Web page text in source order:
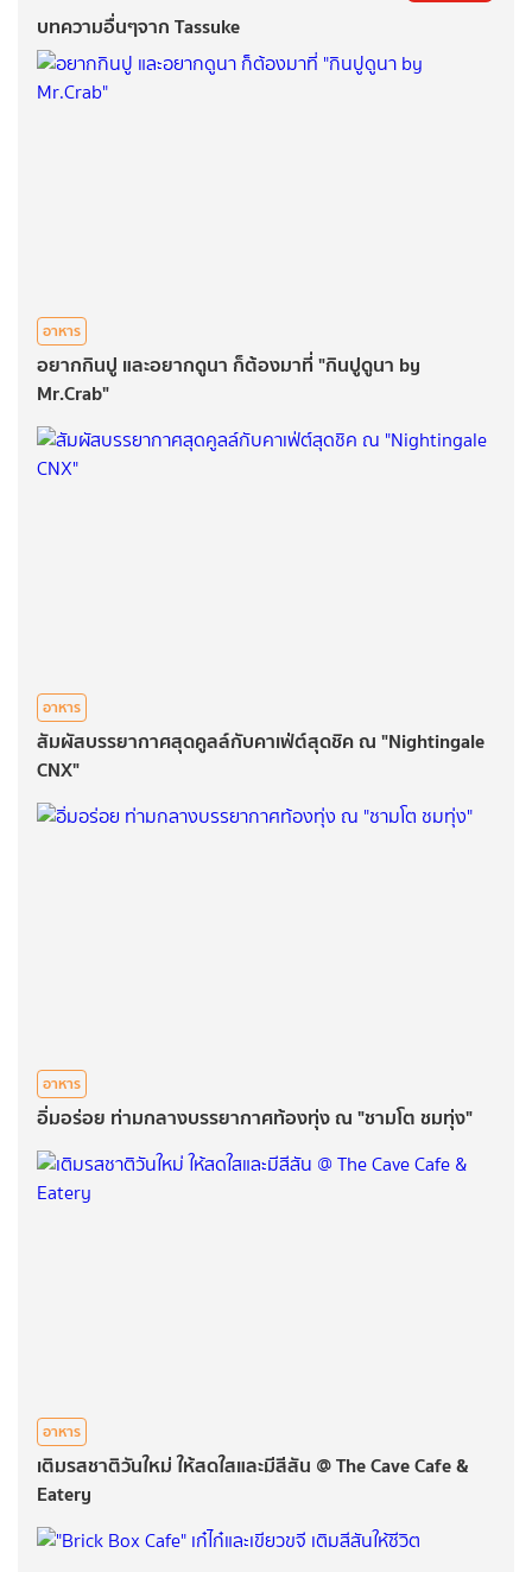
บทความอื่นๆจาก Tassuke
อาหาร
อยากกินปู และอยากดูนา ก็ต้องมาที่ "กินปูดูนา by
Mr.Crab"
อาหาร
สัมผัสบรรยากาศสุดคูลล์กับคาเฟ่ต์สุดชิค ณ "Nightingale
CNX"
อาหาร
อิ่มอร่อย ท่ามกลางบรรยากาศท้องทุ่ง ณ "ชามโต ชมทุ่ง"
อาหาร
เติมรสชาติวันใหม่ ให้สดใสและมีสีสัน @ The Cave Cafe &
Eatery